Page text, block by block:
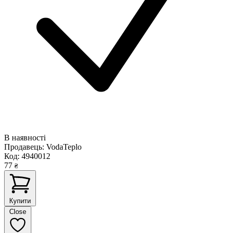
В наявності
Продавець: VodaTeplo
Код: 4940012
77 ₴
Купити
Close